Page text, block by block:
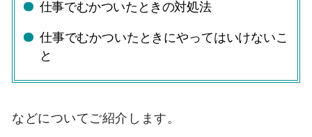
仕事でむかついたときの対処法
仕事でむかついたときにやってはいけないこ
と
などについてご紹介します。